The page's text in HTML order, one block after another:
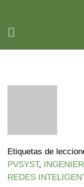
contenido
Etiquetas de
PVSYST,
REDES